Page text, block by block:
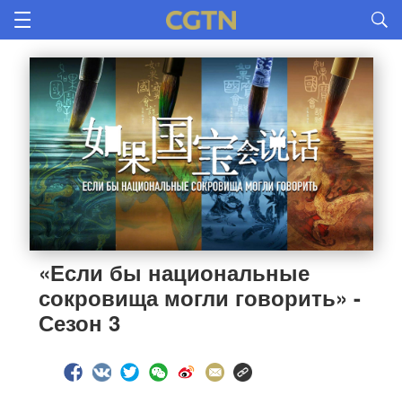
«Если бы национальные
сокровища могли говорить» -
Сезон 3